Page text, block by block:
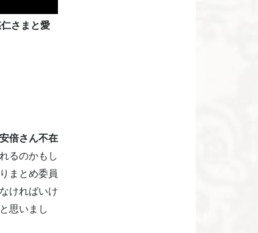
さまと愛
安倍さん不在
るのかもし
まとめ委員
ければいけ
思いまし